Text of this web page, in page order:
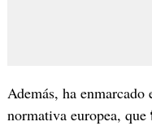
Además, ha
normativa europea, que